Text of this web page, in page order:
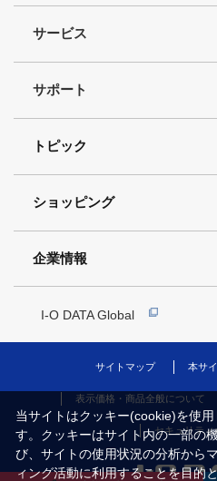
サービス
サポート
トピック
ショッピング
企業情報
I-O DATA Global
サイトマップ 本サ
表示価格・商品全般について
セキュリティ
当サイトはクッキー(cookie)を使用
す。クッキーはサイト内の一部の
び、サイトの使用状況の分析から
ィング活動に利用することを目的